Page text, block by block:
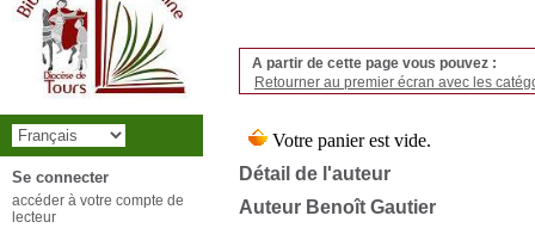
A partir de cette page vous pouvez :
Retourner au premier écran avec les
Détail de l'auteur
Auteur Benoît Gautier
Se connecter
accéder à votre compte de
lecteur